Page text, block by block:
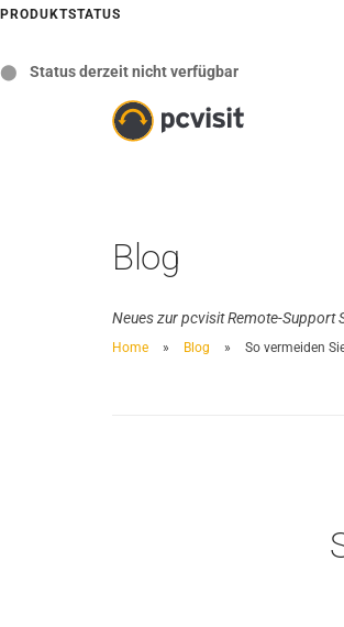
PRODUKTSTATUS
⬤ Status derzeit nicht verfügbar
Blog
Neues zur pcvisit Remote-Support
Home Blog So vermeiden